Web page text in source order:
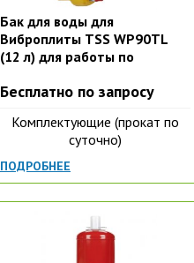
Бак для воды для
Виброплиты TSS WP90TL
(12 л) для работы по
Бесплатно по запросу
Комплектующие (прокат по
суточно)
ПОДРОБНЕЕ